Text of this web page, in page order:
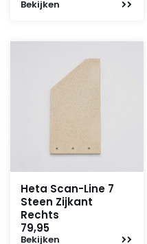
Bekijken
Heta Scan-Line 7
Steen Zijkant
Rechts
79,95
Bekijken